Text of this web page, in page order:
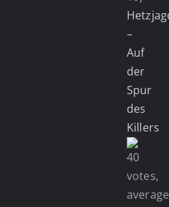
–
Auf
der
Spur
des
Killers